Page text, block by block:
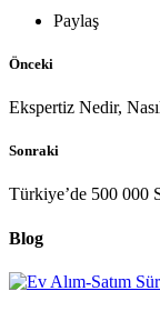
Paylaş
Önceki
Ekspertiz Nedir,
Sonraki
Türkiye’de 500 000
Blog